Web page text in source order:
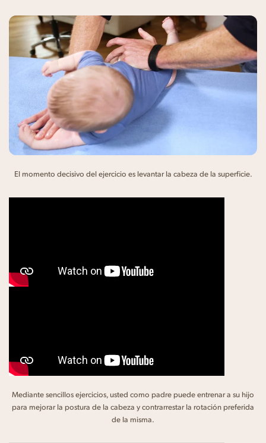
El momento decisivo del ejercicio es levantar la cabeza de la superficie.
Mediante sencillos ejercicios, usted como padre puede entrenar a su hijo
para mejorar la postura de la cabeza y contrarrestar la rotación preferida
de la misma.